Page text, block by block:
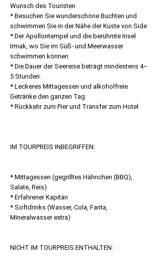
Wunsch des Touristen
* Besuchen Sie wunderschöne Buchten und
schwimmen Sie in der Nähe der Küste von Side
* Der Apollontempel und die berühmte Insel
Irmak, wo Sie im Süß- und Meerwasser
schwimmen können
* Die Dauer der Seereise beträgt mindestens 4–
5 Stunden.
* Leckeres Mittagessen und alkoholfreie
Getränke den ganzen Tag
* Rückkehr zum Pier und Transfer zum Hotel
IM TOURPREIS INBEGRIFFEN:
* Mittagessen (gegrilltes Hähnchen (BBQ),
Salate, Reis)
* Erfahrener Kapitän
* Softdrinks (Wasser, Cola, Fanta,
Mineralwasser extra)
NICHT IM TOURPREIS ENTHALTEN: